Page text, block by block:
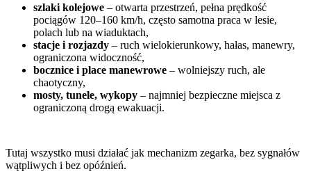
szlaki kolejowe – otwarta przestrzeń, pełna prędkość
pociągów 120–160 km/h, często samotna praca w lesie,
polach lub na wiaduktach,
stacje i rozjazdy – ruch wielokierunkowy, hałas, manewry,
ograniczona widoczność,
bocznice i place manewrowe – wolniejszy ruch, ale
chaotyczny,
mosty, tunele, wykopy – najmniej bezpieczne miejsca z
ograniczoną drogą ewakuacji.
Tutaj wszystko musi działać jak mechanizm zegarka, bez sygnałów
wątpliwych i bez opóźnień.